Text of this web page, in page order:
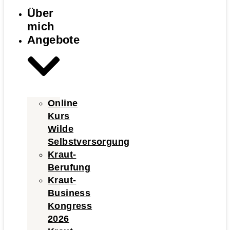
Über
mich
Angebote
Online
Kurs
Wilde
Selbstversorgung
Kraut-
Berufung
Kraut-
Business
Kongress
2026